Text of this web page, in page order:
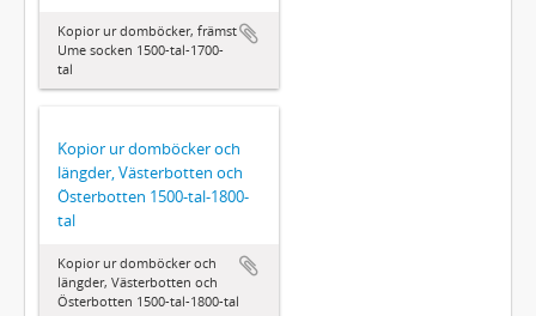
Kopior ur domböcker, främst
Ume socken 1500-tal-1700-
tal
Kopior ur domböcker och
längder, Västerbotten och
Österbotten 1500-tal-1800-
tal
Kopior ur domböcker och
längder, Västerbotten och
Österbotten 1500-tal-1800-tal